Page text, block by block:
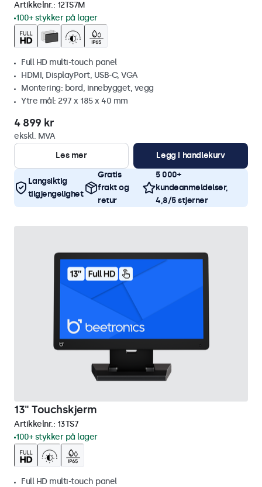
Artikkelnr.: 12TS7M
100+ stykker på lager
Full HD multi-touch panel
HDMI, DisplayPort, USB-C, VGA
Montering: bord, innebygget, vegg
Ytre mål: 297 x 185 x 40 mm
4 899 kr
ekskl. MVA
Les mer
Legg i handlekurv
Langsiktig
tilgjengelighet
Gratis
frakt og
retur
5 000+
kundeanmeldelser,
4,8/5 stjerner
13" Touchskjerm
Artikkelnr.: 13TS7
100+ stykker på lager
Full HD multi-touch panel